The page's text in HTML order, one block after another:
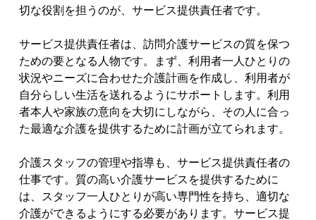
切な役割を担うのが、サービス提供責任者です。
サービス提供責任者は、訪問介護サービスの質を保つ
ための要となる人物です。まず、利用者一人ひとりの
状況やニーズに合わせた介護計画を作成し、利用者が
自分らしい生活を送れるようにサポートします。利用
者本人や家族の意向を大切にしながら、その人に合っ
た最適な介護を提供するために計画が立てられます。
介護スタッフの管理や指導も、サービス提供責任者の
仕事です。質の高い介護サービスを提供するために
は、スタッフ一人ひとりが高い専門性を持ち、適切な
介護ができるようにする必要があります。サービス提